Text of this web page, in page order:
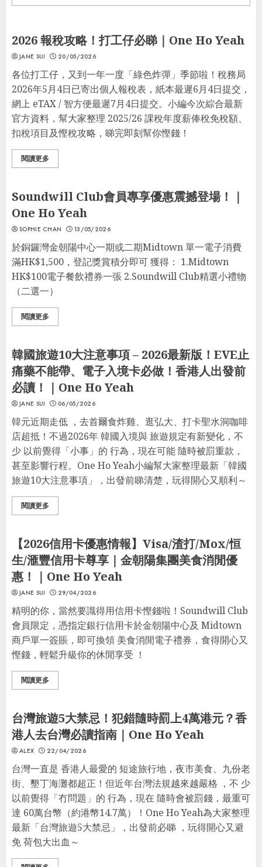
生活Tips
2026 報稅攻略！打工仔必睇｜One Ho Yeah
JANE SUI 20/05/2026
各位打工仔，又到一年一度「綠色炸彈」季節啦！稅務局
2026年5月4日已寄出個人報稅表，紙本最遲6月4日提交，
網上 eTAX / 智方便最遲7月4日提交。小編今次綜合最新
官方資料，幫大家整理 2025/26 課稅年度薪俸稅免稅額、
扣稅項目及慳稅攻略，睇完即刻幫你慳錢！
閱讀更多
生活貼士
Soundwill Club會員專享優惠震撼登場！｜
One Ho Yeah
SOPHIE CHAN 13/05/2026
於銅鑼灣金朝陽中心一期或二期Midtown 單一電子消費
滿HK$1,500，登記獎賞積分即可 獲得： 1.Midtown
HK$100電子餐飲禮券一張 2.Soundwill Club精選小禮物
（二選一）
閱讀更多
韓國旅行
韓國旅遊10大注意事項 – 2026最新版！EVE止
痛藥不能帶、電子入境卡必做！香港人出發前
必讀！｜One Ho Yeah
JANE SUI 06/05/2026
韓元近期走低 ，去首爾食炸雞、逛弘大、打卡聖水洞咖啡
店超抵！不過2026年 韓國入境與 旅遊規定有新變化，不
少 以前覺得「小事」的 行為，現在可能 隨時被罰重款，
甚至影響行程。One Ho Yeah小編幫大家整理最新「韓國
旅遊10大注意事項」，出發前睇清楚，玩得開心又順利～
閱讀更多
信用卡優惠
【2026信用卡優惠情報】Visa/渣打/Mox/恒
生/滙豐信用卡尊享｜金朝陽集團美食消閒優
惠！｜One Ho Yeah
JANE SUI 29/04/2026
精明的你，當然要識得用信用卡慳錢啦！Soundwill Club
會員限定，憑指定銀行信用卡於金朝陽中心及 Midtown
商戶單一簽賬，即可換領 美食消閒電子禮券，食得開心又
慳錢，輕鬆升級你的休閒享受 ！
閱讀更多
開心玩
台灣旅遊5大禁忌！犯錯隨時罰上4萬港元？香
港人去台灣必讀指南｜One Ho Yeah
ALEX 22/04/2026
台灣一直是 香港人最愛的 短途旅行地，夜市美食、九份老
街、墾丁海灘都超正！但近年台灣法規越來越嚴格 ，不 少
以前覺得「冇問題」的 行為，現在 隨時會被罰錢，最重可
達 60萬台幣（約港幣14.7萬）！One Ho Yeah為大家整理
最新「台灣旅遊5大禁忌」，出發前必睇 ，玩得開心又避
免 荷包大出血～